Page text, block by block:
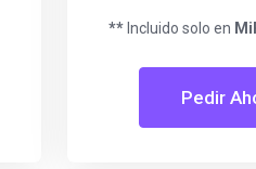
**Incluido solo en
Pedir